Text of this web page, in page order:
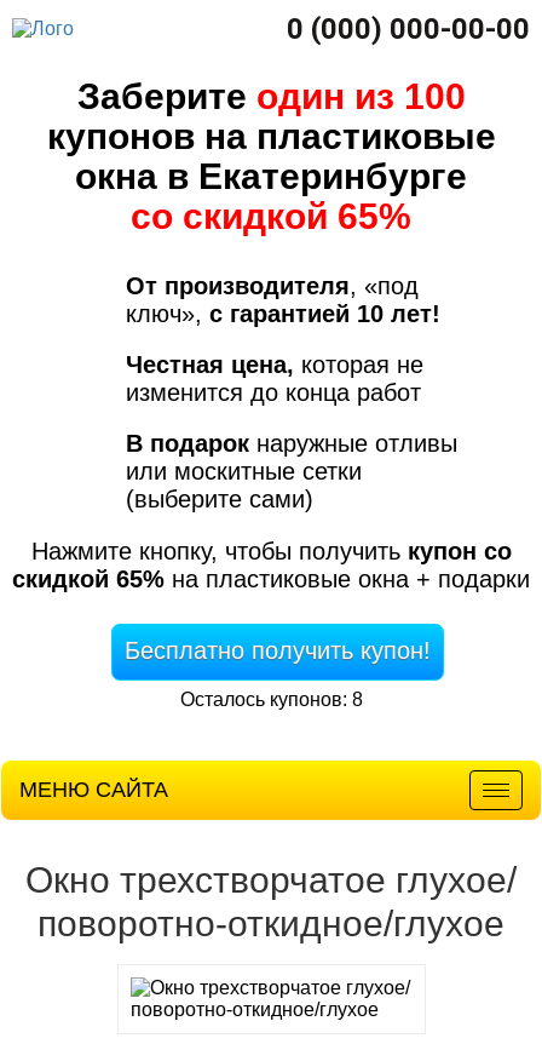
0 (000) 000-00-00
Заберите один из 100
купонов на пластиковые
окна в Екатеринбурге
со скидкой 65%
От производителя, «под
ключ», с гарантией 10 лет!
Честная цена, которая не
изменится до конца работ
В подарок наружные отливы
или москитные сетки
(выберите сами)
Нажмите кнопку, чтобы получить купон со
скидкой 65% на пластиковые окна + подарки
Бесплатно получить купон!
Осталось купонов: 8
МЕНЮ САЙТА
Окно трехстворчатое глухое/
поворотно-откидное/глухое